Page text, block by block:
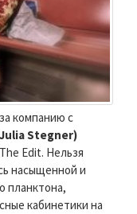
компанию с
Stegner)
Edit. Нельзя
насыщенной и
планктона,
кабинетики на